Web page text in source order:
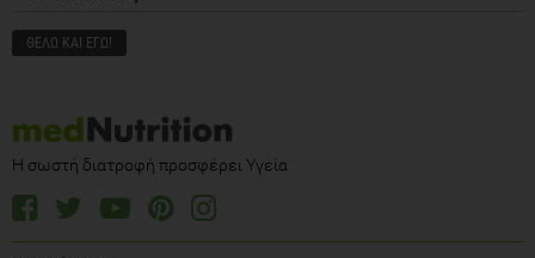
Η σωστή διατροφή προσφέρει Υγεία